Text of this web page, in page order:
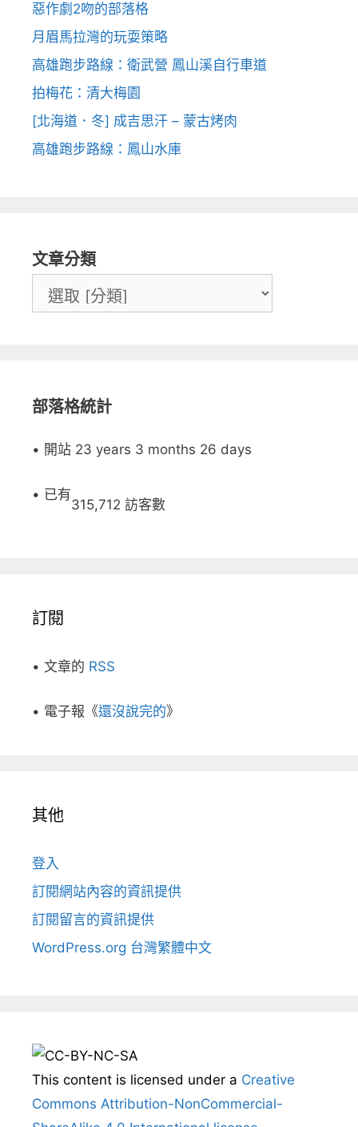
惡作劇2吻的部落格
月眉馬拉灣的玩耍策略
高雄跑步路線：衛武營 鳳山溪自行車道
拍梅花：清大梅園
[北海道．冬] 成吉思汗 – 蒙古烤肉
高雄跑步路線：鳳山水庫
文章分類
部落格統計
• 開站 23 years 3 months 26 days
• 已有
315,712 訪客數
訂閱
• 文章的 RSS
• 電子報《還沒說完的》
其他
登入
訂閱網站內容的資訊提供
訂閱留言的資訊提供
WordPress.org 台灣繁體中文
This content is licensed under a Creative
Commons Attribution-NonCommercial-